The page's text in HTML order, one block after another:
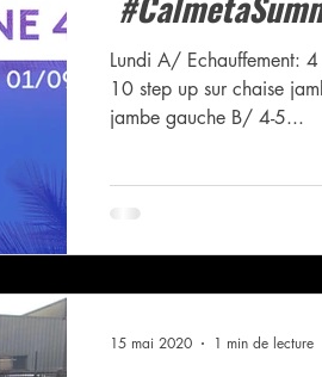
Lundi A/ Echauffement:
10 step up sur chaise
jambe gauche B/ 4-5...
15 mai 2020 1 min de lecture